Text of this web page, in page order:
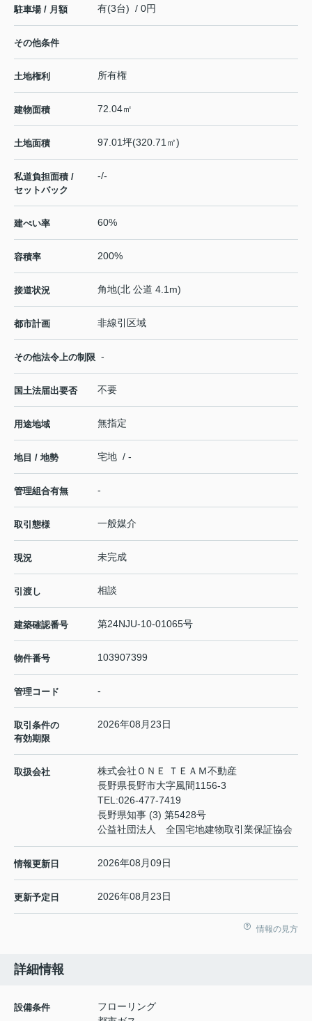
駐車場 / 月額 有(3台) / 0円
その他条件
土地権利 所有権
建物面積 72.04㎡
土地面積 97.01坪(320.71㎡)
私道負担面積 /
セットバック
-/-
建ぺい率 60%
容積率 200%
接道状況 角地(北 公道 4.1m)
都市計画 非線引区域
その他法令上の制限 -
国土法届出要否 不要
用途地域 無指定
地目 / 地勢 宅地 / -
管理組合有無 -
取引態様 一般媒介
現況 未完成
引渡し 相談
建築確認番号 第24NJU-10-01065号
物件番号 103907399
管理コード -
取引条件の
有効期限
2026年08月23日
取扱会社
株式会社ＯＮＥ ＴＥＡＭ不動産
長野県長野市大字風間1156-3
TEL:026-477-7419
長野県知事 (3) 第5428号
公益社団法人 全国宅地建物取引業保証協会
情報更新日 2026年08月09日
更新予定日 2026年08月23日
情報の見方
詳細情報
設備条件
フローリング